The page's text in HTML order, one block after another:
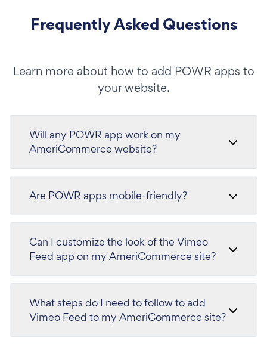
Frequently Asked Questions
Learn more about how to add POWR apps to
your website.
Will any POWR app work on my
AmeriCommerce website?
Are POWR apps mobile-friendly?
Can I customize the look of the Vimeo
Feed app on my AmeriCommerce site?
What steps do I need to follow to add
Vimeo Feed to my AmeriCommerce site?